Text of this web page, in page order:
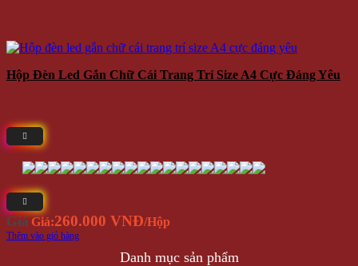
Hộp Đèn Led Gắn Chữ Cái Trang Trí Size A4 Cực Đáng Yêu
Giá Giá:260.000 VNĐ/Hộp
Thêm vào giỏ hàng
Danh mục sản phẩm